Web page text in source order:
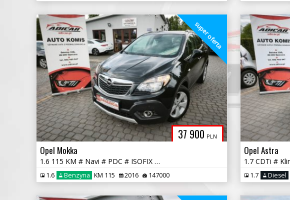
37 900 PLN
super oferta
Opel Mokka
1.6 115 KM # Navi # PDC # ISOFIX # Serwis # Piękna # GWARANCJA !!!
1.6 Benzyna KM 115 2016 147000
Opel Astra
1.7 Diesel